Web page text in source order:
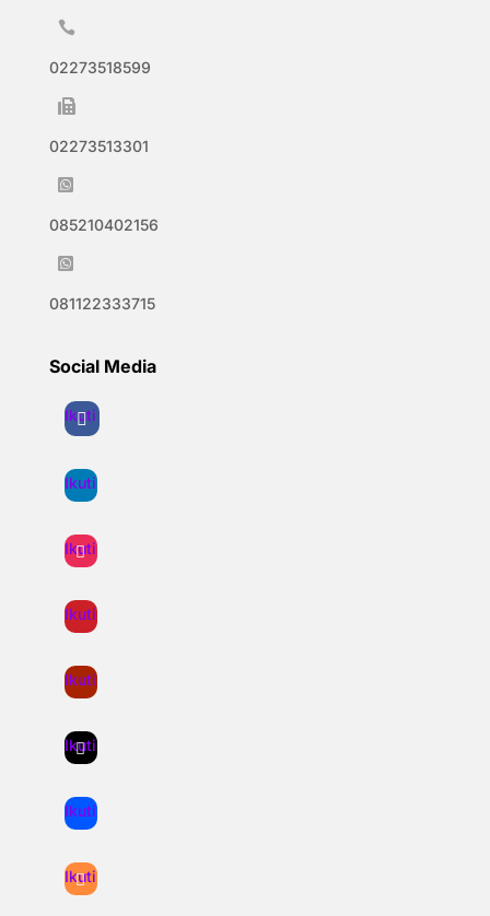

02273518599

02273513301

085210402156

081122333715
Social Media
Ikuti
Ikuti
Ikuti
Ikuti
Ikuti
Ikuti
Ikuti
Ikuti